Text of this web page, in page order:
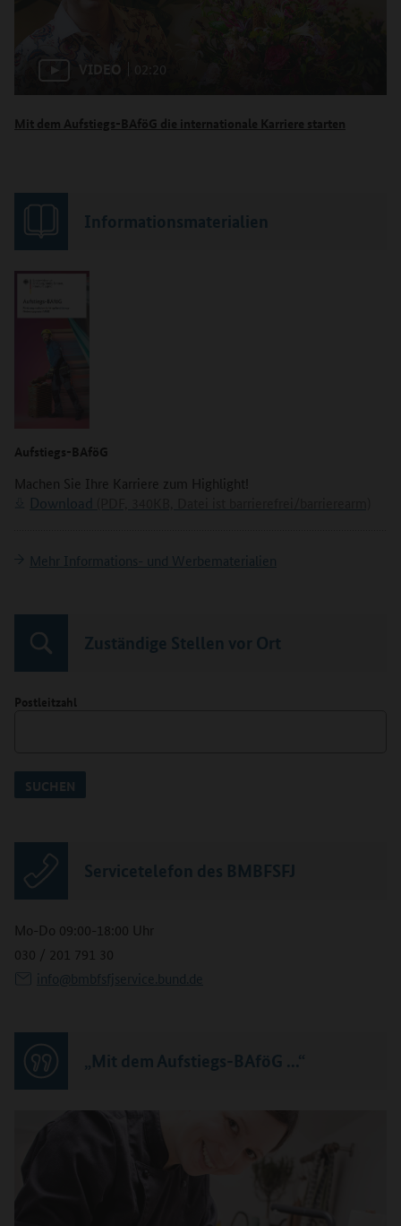
Mit dem Aufstiegs-BAföG die internationale Karriere starten
VIDEO 02:20
Informationsmaterialien
Aufstiegs-BAföG
Machen Sie Ihre Karriere zum Highlight!
Download
Mehr Informations- und Werbematerialien
Zuständige Stellen vor Ort
Postleitzahl
SUCHEN
Servicetelefon des BMBFSFJ
Mo-Do 09:00-18:00 Uhr
030 / 201 791 30
info@bmbfsfjservice.bund.de
„Mit dem Aufstiegs-BAföG ...“